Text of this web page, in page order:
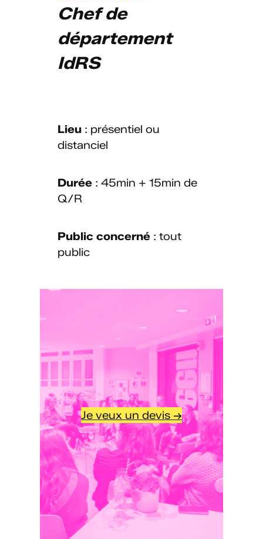
Chef de
département
IdRS
Lieu : présentiel ou
distanciel
Durée : 45min + 15min de
Q/R
Public concerné : tout
public
Je veux un devis →